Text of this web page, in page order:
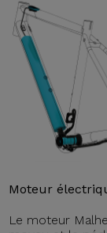
Moteur
Le moteur